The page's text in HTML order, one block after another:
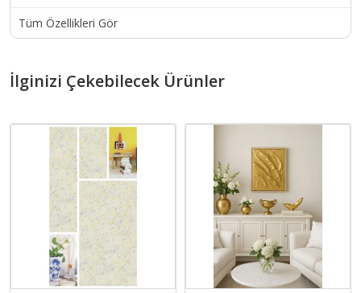
Tüm Özellikleri Gör
İlginizi Çekebilecek Ürünler